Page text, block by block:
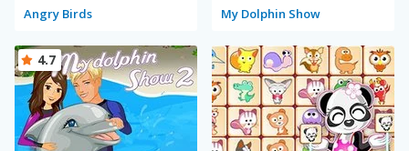
Angry Birds My Dolphin Show
4.7